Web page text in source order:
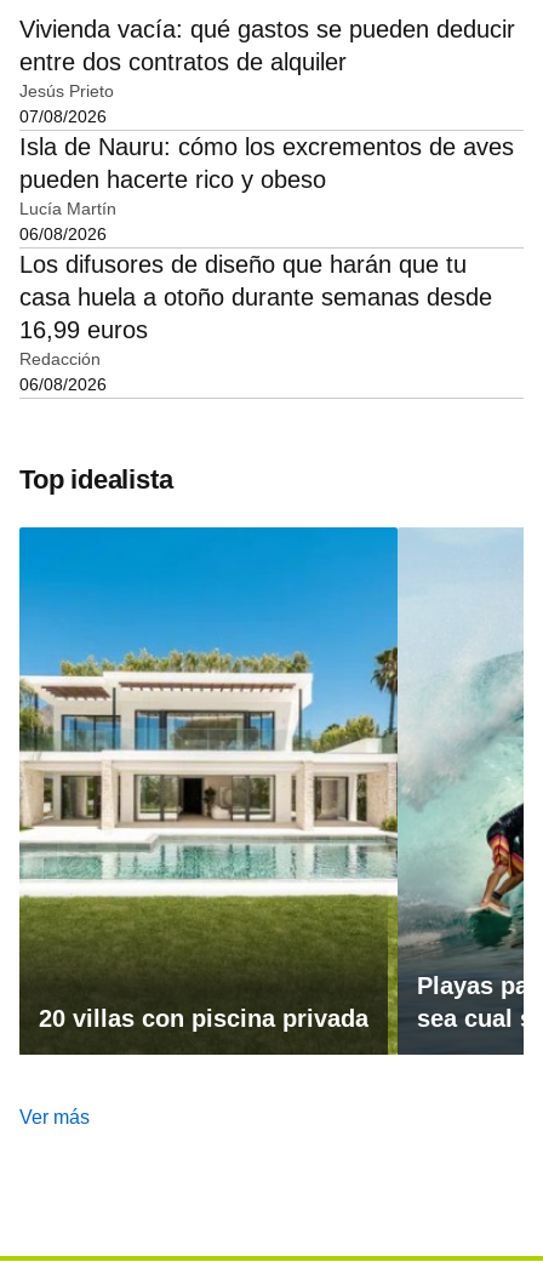
Vivienda vacía: qué gastos se pueden deducir
entre dos contratos de alquiler
Jesús Prieto
07/08/2026
Isla de Nauru: cómo los excrementos de aves
pueden hacerte rico y obeso
Lucía Martín
06/08/2026
Los difusores de diseño que harán que tu
casa huela a otoño durante semanas desde
16,99 euros
Redacción
06/08/2026
Top idealista
20 villas con piscina privada
Playas
sea cual
Ver más